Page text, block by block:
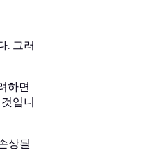
. 그러
하면
입니
상될